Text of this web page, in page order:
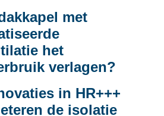
met
het
verlagen?
in HR+++
de isolatie